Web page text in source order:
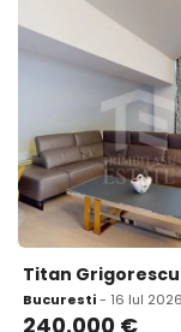
Bucuresti- 16 Iul 2026
240.000 €